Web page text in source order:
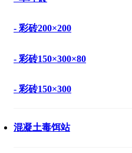
- 彩砖200×200
- 彩砖150×300×80
- 彩砖150×300
混凝土毒饵站